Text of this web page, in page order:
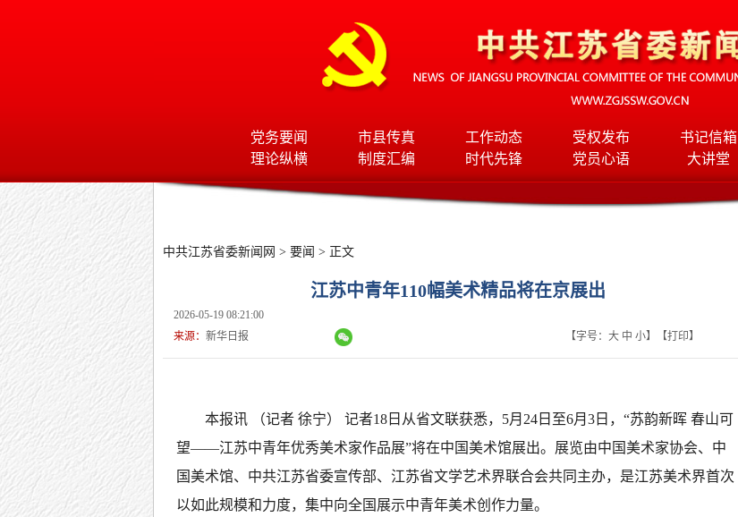
党务要闻 市县传真 工作动态 受权发布 书记信箱
理论纵横
制度汇编 时代先锋 党员心语 大讲堂
中共江苏省委新闻网 > 要闻 > 正文
江苏中青年110幅美术精品将在京展出
2026-05-19 08:21:00
来源： 新华日报 【字号： 大 中 小】【打印】
本报讯 （记者 徐宁） 记者18日从省文联获悉，5月24日至6月3日，“苏韵新晖 春山可
望——江苏中青年优秀美术家作品展”将在中国美术馆展出。展览由中国美术家协会、中
国美术馆、中共江苏省委宣传部、江苏省文学艺术界联合会共同主办，是江苏美术界首次
以如此规模和力度，集中向全国展示中青年美术创作力量。